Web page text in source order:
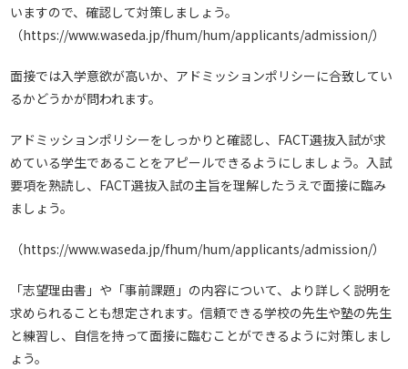
いますので、確認して対策しましょう。
（https://www.waseda.jp/fhum/hum/applicants/admission/）
面接では入学意欲が高いか、アドミッションポリシーに合致してい
るかどうかが問われます。
アドミッションポリシーをしっかりと確認し、FACT選抜入試が求
めている学生であることをアピールできるようにしましょう。入試
要項を熟読し、FACT選抜入試の主旨を理解したうえで面接に臨み
ましょう。
（https://www.waseda.jp/fhum/hum/applicants/admission/）
「志望理由書」や「事前課題」の内容について、より詳しく説明を
求められることも想定されます。信頼できる学校の先生や塾の先生
と練習し、自信を持って面接に臨むことができるように対策しまし
ょう。